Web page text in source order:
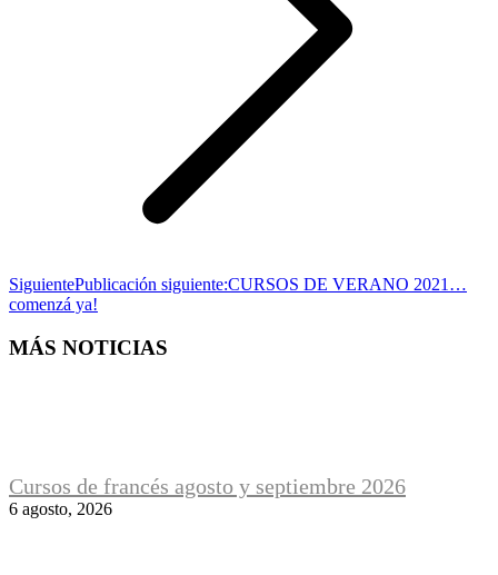
SiguientePublicación siguiente:CURSOS DE VERANO 2021…
comenzá ya!
MÁS NOTICIAS
Cursos de francés agosto y septiembre 2026
6 agosto, 2026